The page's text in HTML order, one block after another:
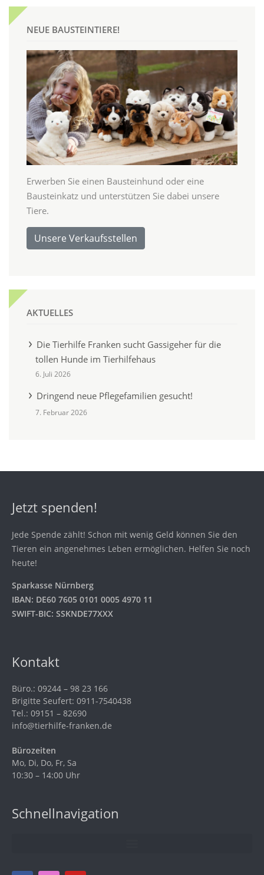
NEUE BAUSTEINTIERE!
Erwerben Sie einen Bausteinhund oder eine
Bausteinkatz und unterstützen Sie dabei unsere
Tiere.
Unsere Verkaufsstellen
AKTUELLES
Die Tierhilfe Franken sucht Gassigeher für die
tollen Hunde im Tierhilfehaus
6. Juli 2026
Dringend neue Pflegefamilien gesucht!
7. Februar 2026
Jetzt spenden!
Jede Spende zählt! Schon mit wenig Geld können Sie den
Tieren ein angenehmes Leben ermöglichen. Helfen Sie noch
heute!
Sparkasse Nürnberg
IBAN: DE60 7605 0101 0005 4970 11
SWIFT-BIC: SSKNDE77XXX
Kontakt
Büro.: 09244 – 98 23 166
Brigitte Seufert: 0911-7540438
Tel.: 09151 – 82690
info@tierhilfe-franken.de
Bürozeiten
Mo, Di, Do, Fr, Sa
10:30 – 14:00 Uhr
Schnellnavigation